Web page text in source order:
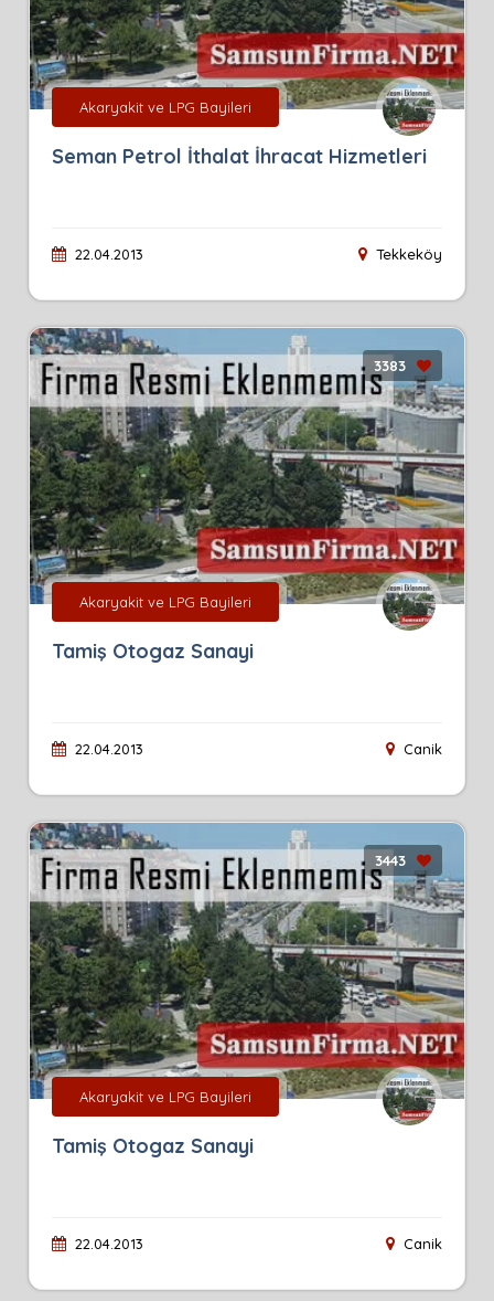
Akaryakit ve LPG Bayileri
Seman Petrol İthalat İhracat Hizmetleri
22.04.2013 Tekkeköy
3383
Akaryakit ve LPG Bayileri
Tamiş Otogaz Sanayi
22.04.2013 Canik
3443
Akaryakit ve LPG Bayileri
Tamiş Otogaz Sanayi
22.04.2013 Canik